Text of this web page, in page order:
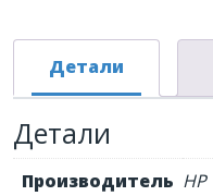
(130
Детали
Детали
Производитель HP